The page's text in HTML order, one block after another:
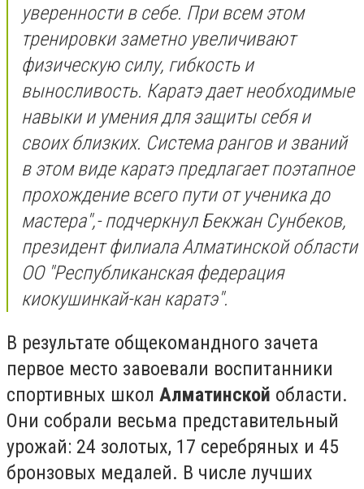
уверенности в себе. При всем этом
тренировки заметно увеличивают
физическую силу, гибкость и
выносливость. Каратэ дает необходимые
навыки и умения для защиты себя и
своих близких. Система рангов и званий
в этом виде каратэ предлагает поэтапное
прохождение всего пути от ученика до
мастера",- подчеркнул Бекжан Сунбеков,
президент филиала Алматинской области
ОО "Республиканская федерация
киокушинкай-кан каратэ".
В результате общекомандного зачета
первое место завоевали воспитанники
спортивных школ Алматинской области.
Они собрали весьма представительный
урожай: 24 золотых, 17 серебряных и 45
бронзовых медалей. В числе лучших